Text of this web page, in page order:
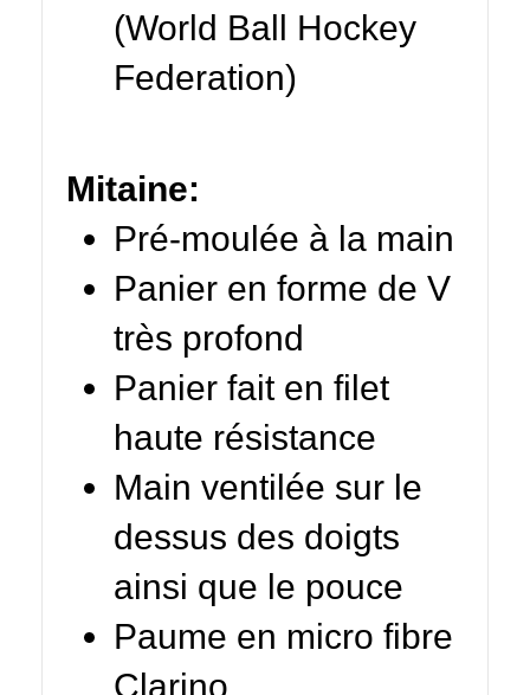
(World Ball Hockey
Federation)
Mitaine:
Pré-moulée à la main
Panier en forme de V
très profond
Panier fait en filet
haute résistance
Main ventilée sur le
dessus des doigts
ainsi que le pouce
Paume en micro fibre
Clarino